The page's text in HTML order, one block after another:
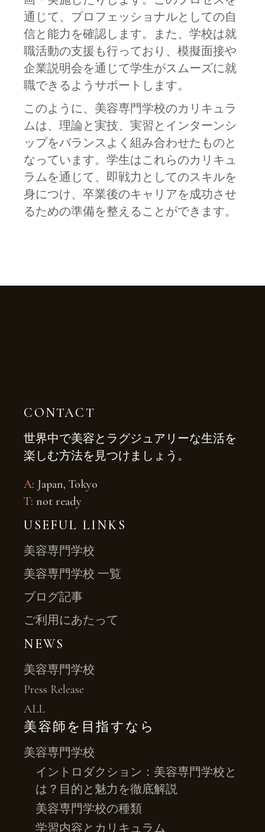
通じて、プロフェッショナルとしての自
信と能力を確認します。また、学校は就
職活動の支援も行っており、模擬面接や
企業説明会を通じて学生がスムーズに就
職できるようサポートします。
このように、美容専門学校のカリキュラ
ムは、理論と実技、実習とインターンシ
ップをバランスよく組み合わせたものと
なっています。学生はこれらのカリキュ
ラムを通じて、即戦力としてのスキルを
身につけ、卒業後のキャリアを成功させ
るための準備を整えることができます。
CONTACT
世界中で美容とラグジュアリーな生活を
楽しむ方法を見つけましょう。
A: Japan, Tokyo
T: not ready
USEFUL LINKS
美容専門学校
美容専門学校 一覧
ブログ記事
ご利用にあたって
NEWS
美容専門学校
Press Release
ALL
美容師を目指すなら
美容専門学校
イントロダクション：美容専門学校と
は？目的と魅力を徹底解説
美容専門学校の種類
学習内容とカリキュラム